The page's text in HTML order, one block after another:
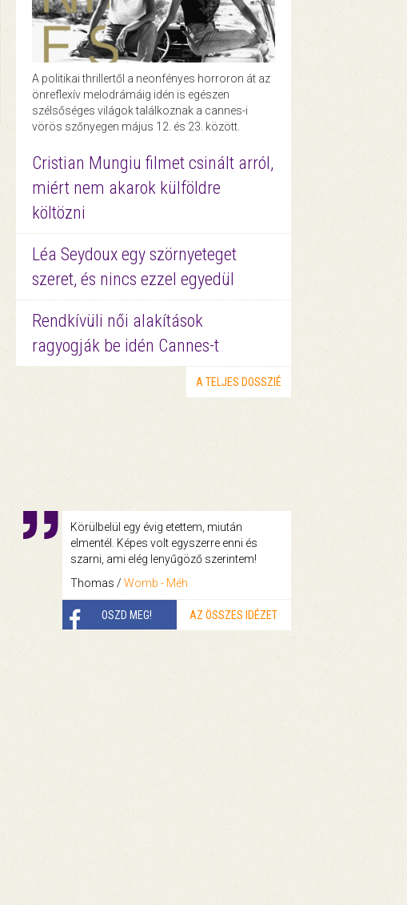
A politikai thrillertől a neonfényes horroron át az
önreflexív melodrámáig idén is egészen
szélsőséges világok találkoznak a cannes-i
vörös szőnyegen május 12. és 23. között.
Cristian Mungiu filmet csinált arról,
miért nem akarok külföldre
költözni
Léa Seydoux egy szörnyeteget
szeret, és nincs ezzel egyedül
Rendkívüli női alakítások
ragyogják be idén Cannes-t
A TELJES DOSSZIÉ
Körülbelül egy évig etettem, miután
elmentél. Képes volt egyszerre enni és
szarni, ami elég lenyűgöző szerintem!
Thomas / Womb - Méh
OSZD MEG! AZ ÖSSZES IDÉZET